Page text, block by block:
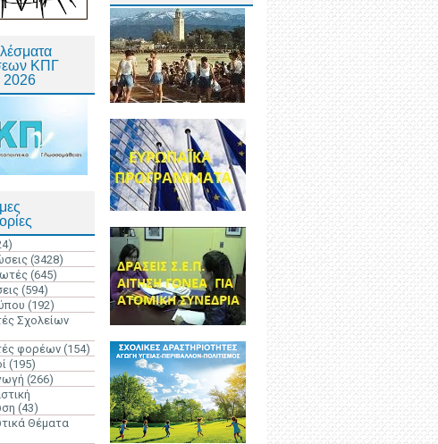
ΚΠΓ
2026
(3428)
(645)
(594)
(192)
Σχολείων
φορέων (154)
(195)
(266)
(43)
Θέματα